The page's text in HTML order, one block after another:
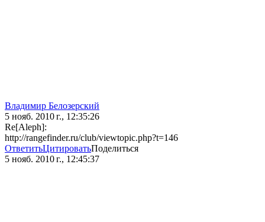
Владимир Белозерский
5 нояб. 2010 г., 12:35:26
Re[Aleph]:
http://rangefinder.ru/club/viewtopic.php?t=146
ОтветитьЦитироватьПоделиться
5 нояб. 2010 г., 12:45:37